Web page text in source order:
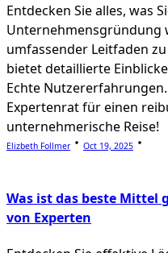
Entdecken Sie alles, was
Unternehmensgründung
umfassender Leitfaden
bietet detaillierte
Echte
Expertenrat für einen
unternehmerische Reise!
Elizbeth Follmer Oct 19, 2025
Was ist das beste Mittel
von Experten